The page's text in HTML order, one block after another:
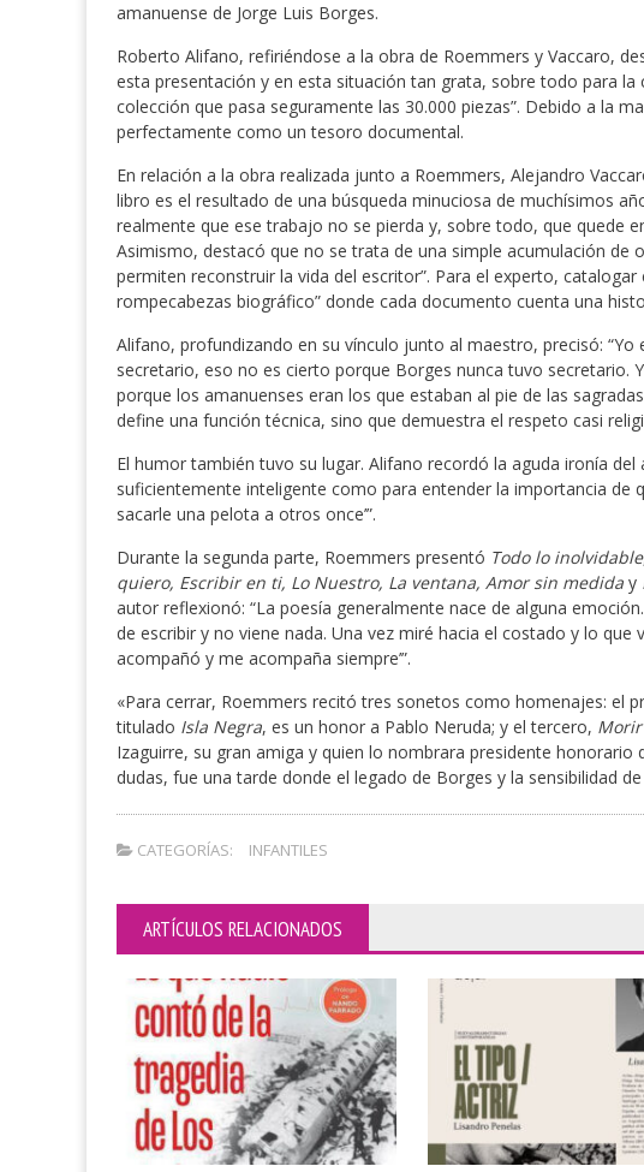
amanuense de Jorge Luis Borges.
Roberto Alifano, refiriéndose a la obra de Roemmers y Vaccaro,
esta presentación y en esta situación tan grata, sobre todo para la
colección que pasa seguramente las 30.000 piezas”. Debido a la
perfectamente como un tesoro documental.
En relación a la obra realizada junto a Roemmers, Alejandro
libro es el resultado de una búsqueda minuciosa de muchísimos
realmente que ese trabajo no se pierda y, sobre todo, que quede
Asimismo, destacó que no se trata de una simple acumulación de
permiten reconstruir la vida del escritor”. Para el experto,
rompecabezas biográfico” donde cada documento cuenta una
Alifano, profundizando en su vínculo junto al maestro, precisó:
secretario, eso no es cierto porque Borges nunca tuvo secretario.
porque los amanuenses eran los que estaban al pie de las
define una función técnica, sino que demuestra el respeto casi
El humor también tuvo su lugar. Alifano recordó la aguda ironía del
suficientemente inteligente como para entender la importancia de
sacarle una pelota a otros once’”.
Durante la segunda parte, Roemmers presentó Todo lo inolvidable
quiero, Escribir en ti, Lo Nuestro, La ventana, Amor sin medida y
autor reflexionó: “La poesía generalmente nace de alguna
de escribir y no viene nada. Una vez miré hacia el costado y lo que
acompañó y me acompaña siempre’”.
«Para cerrar, Roemmers recitó tres sonetos como homenajes: el
titulado Isla Negra, es un honor a Pablo Neruda; y el tercero,
Izaguirre, su gran amiga y quien lo nombrara presidente honorario
dudas, fue una tarde donde el legado de Borges y la sensibilidad
CATEGORÍAS: INFANTILES
ARTÍCULOS RELACIONADOS